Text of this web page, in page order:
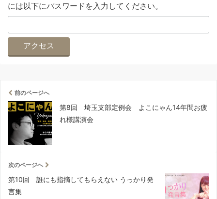
には以下にパスワードを入力してください。
前のページへ
第8回 埼玉支部定例会 よこにゃん14年間お疲
れ様講演会
次のページへ
第10回 誰にも指摘してもらえない うっかり発
言集